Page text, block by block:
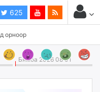
625
орноор
Бямба 2026 08 01